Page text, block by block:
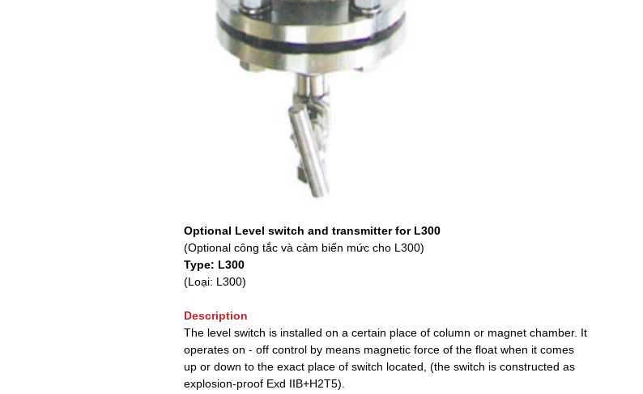
Optional Level switch and transmitter for L300
(Optional công tắc và cảm biến mức cho L300)
Type: L300
(Loại: L300)
Description
The level switch is installed on a certain place of column or magnet chamber. It
operates on - off control by means magnetic force of the float when it comes
up or down to the exact place of switch located, (the switch is constructed as
explosion-proof Exd IIB+H2T5).